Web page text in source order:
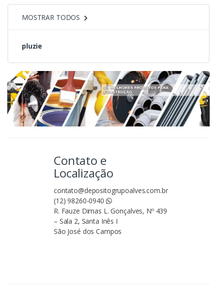
MOSTRAR TODOS
pluzie
Contato e
Localização
contato@depositogrupoalves.com.br
(12) 98260-0940
R. Fauze Dimas L. Gonçalves, Nº 439
– Sala 2, Santa Inês I
São José dos Campos